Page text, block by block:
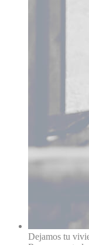
Dejamos tu